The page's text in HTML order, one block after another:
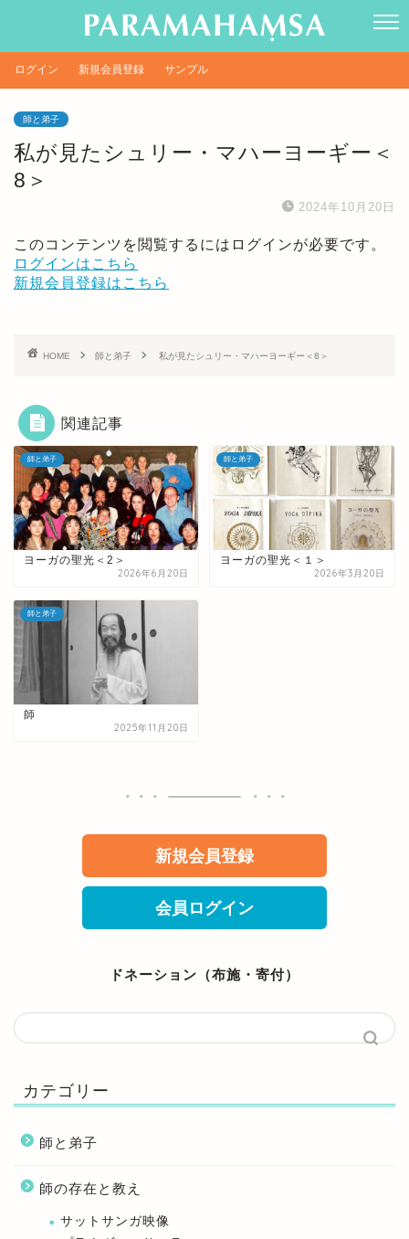
ログイン 新規会員登録 サンプル
師と弟子
私が見たシュリー・マハーヨーギー＜
8＞
2024年10月20日
このコンテンツを閲覧するにはログインが必要です。
ログインはこちら
新規会員登録はこちら
HOME 師と弟子 私が見たシュリー・マハーヨーギー＜8＞
関連記事
師と弟子
ヨーガの聖光＜2＞
2026年6月20日
師と弟子
ヨーガの聖光＜１＞
2026年3月20日
師と弟子
師
2025年11月20日
新規会員登録
会員ログイン
ドネーション（布施・寄付）
カテゴリー
師と弟子
師の存在と教え
サットサンガ映像